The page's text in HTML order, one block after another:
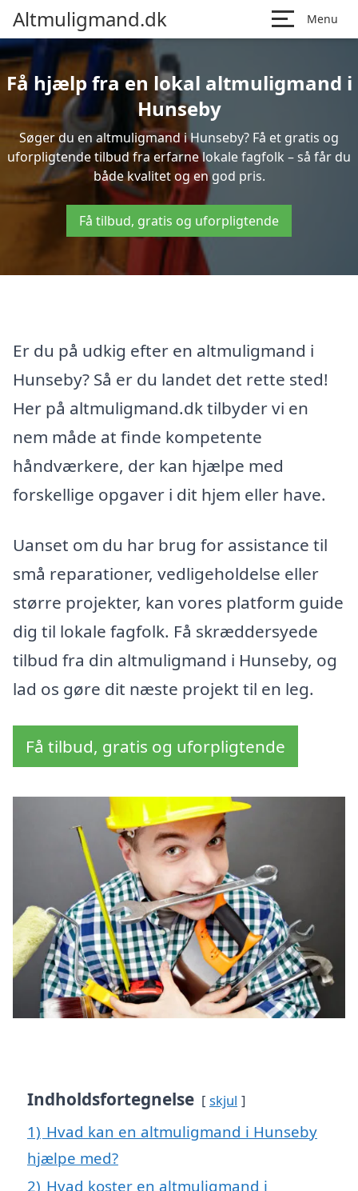
Altmuligmand.dk Menu
Få hjælp fra en lokal altmuligmand i
Hunseby
Søger du en altmuligmand i Hunseby? Få et gratis og
uforpligtende tilbud fra erfarne lokale fagfolk – så får du
både kvalitet og en god pris.
Få tilbud, gratis og uforpligtende
Er du på udkig efter en altmuligmand i
Hunseby? Så er du landet det rette sted!
Her på altmuligmand.dk tilbyder vi en
nem måde at finde kompetente
håndværkere, der kan hjælpe med
forskellige opgaver i dit hjem eller have.
Uanset om du har brug for assistance til
små reparationer, vedligeholdelse eller
større projekter, kan vores platform guide
dig til lokale fagfolk. Få skræddersyede
tilbud fra din altmuligmand i Hunseby, og
lad os gøre dit næste projekt til en leg.
Få tilbud, gratis og uforpligtende
Indholdsfortegnelse skjul
1) Hvad kan en altmuligmand i Hunseby
hjælpe med?
2) Hvad koster en altmuligmand i